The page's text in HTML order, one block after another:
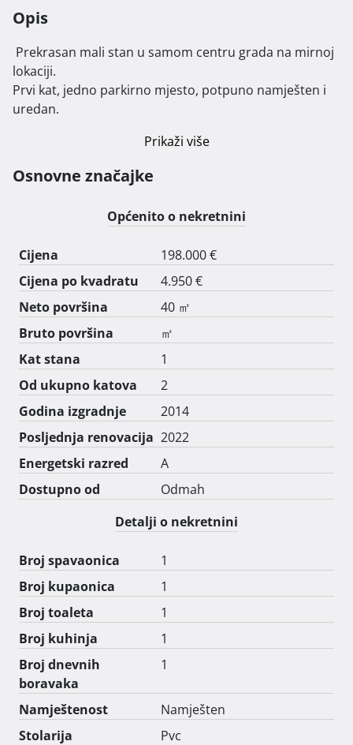
Opis
lokaciji.
Prvi kat, jedno parkirno mjesto, potpuno namješten i
uredan.
Prikaži više
Osnovne značajke
Općenito o nekretnini
Cijena
198.000 €
Cijena po kvadratu
4.950 €
Neto površina
40 ㎡
Bruto površina
㎡
Kat stana
1
Od ukupno katova
2
Godina izgradnje
2014
Posljednja renovacija 2022
Energetski razred
A
Dostupno od
Odmah
Detalji o nekretnini
Broj spavaonica
1
Broj kupaonica
1
Broj toaleta
1
Broj kuhinja
1
Broj dnevnih
boravaka
1
Namještenost
Namješten
Stolarija
Pvc